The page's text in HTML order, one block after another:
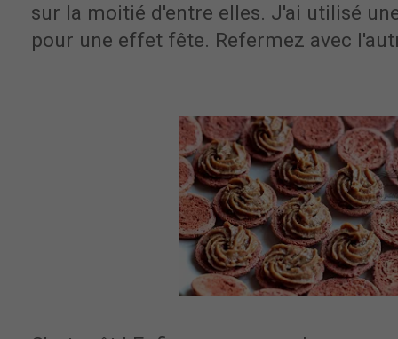
sur la moitié d'entre elles. J'ai utilisé
pour une effet fête. Refermez avec